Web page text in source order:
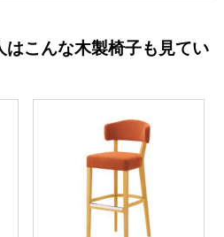
はこんな木製椅子も見てい